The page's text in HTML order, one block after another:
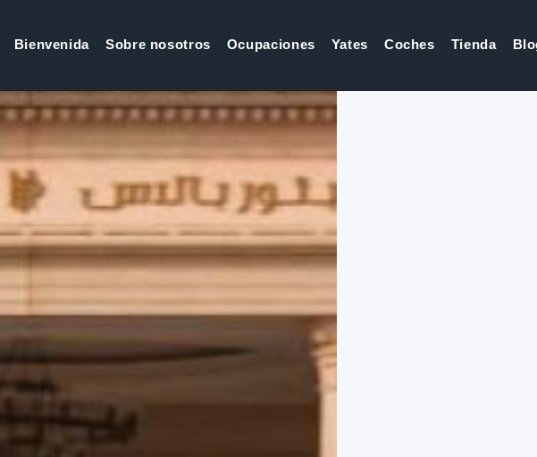
Bienvenida Sobre nosotros Ocupaciones Yates Coches Tienda